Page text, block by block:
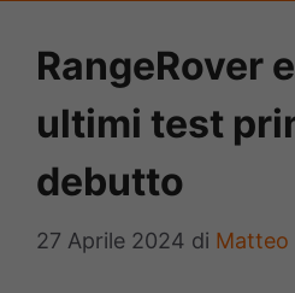
RangeRover
ultimi test
debutto
27 Aprile 2024 di Matteo